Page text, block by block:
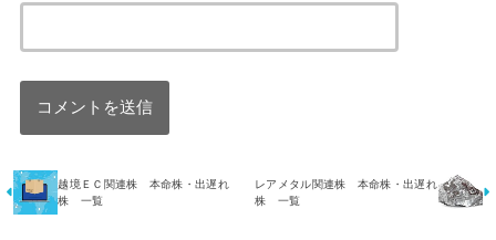
越境ＥＣ関連株 本命株・出遅れ
株 一覧
レアメタル関連株 本命株・出遅れ
株 一覧